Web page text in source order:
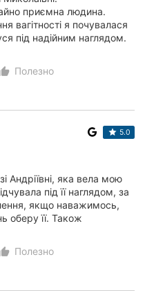
приємна людина.
вагітності я почувалася
під надійним наглядом.
та на...
Полезно
5.0
Андріївні, яка вела мою
під її наглядом, за
якщо наважимось,
оберу її. Також
Полезно